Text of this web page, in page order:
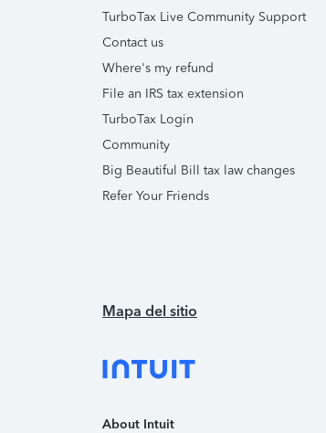
TurboTax Live Community Support
Contact us
Where's my refund
File an IRS tax extension
TurboTax Login
Community
Big Beautiful Bill tax law changes
Refer Your Friends
Mapa del sitio
About Intuit